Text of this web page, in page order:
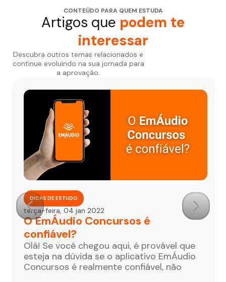
CONTEÚDO PARA QUEM ESTUDA
Artigos que podem te
interessar
Descubra outros temas relacionados e
continue evoluindo na sua jornada para
a aprovação.
DICAS DE ESTUDO
terça-feira, 04 jan 2022
O EmÁudio Concursos é
confiável?
Olá! Se você chegou aqui, é provável que
esteja na dúvida se o aplicativo EmÁudio
Concursos é realmente confiável, não